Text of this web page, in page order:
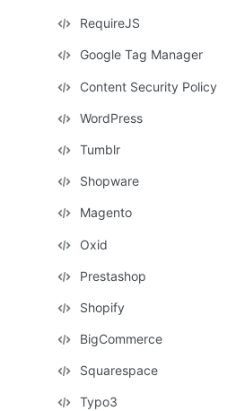
RequireJS
Google Tag Manager
Content Security Policy
WordPress
Tumblr
Shopware
Magento
Oxid
Prestashop
Shopify
BigCommerce
Squarespace
Typo3